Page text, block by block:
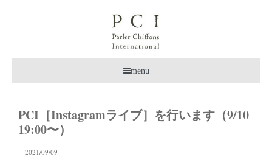
menu
PCI［Instagramライブ］を行います（9/10
19:00〜）
2021/09/09